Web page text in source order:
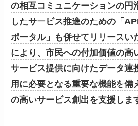
の相互コミュニケーションの円
したサービス推進のための「
ポータル」も併せてリリースい
により、市民への付加価値の高
サービス提供に向けたデータ連
用に必要となる重要な機能を備
の高いサービス創出を支援しま